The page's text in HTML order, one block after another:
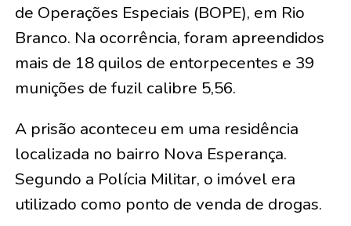
de Operações Especiais (BOPE), em Rio
Branco. Na ocorrência, foram apreendidos
mais de 18 quilos de entorpecentes e 39
munições de fuzil calibre 5,56.
A prisão aconteceu em uma residência
localizada no bairro Nova Esperança.
Segundo a Polícia Militar, o imóvel era
utilizado como ponto de venda de drogas.